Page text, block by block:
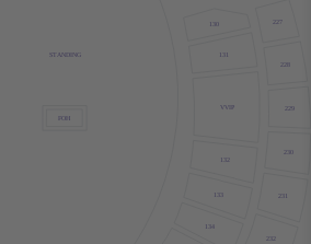
STANDING
130
131
VVIP
132
133
134
227
228
229
230
231
232
FOH